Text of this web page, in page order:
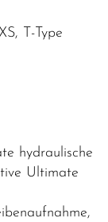
T-Type
hydraulische
Ultimate